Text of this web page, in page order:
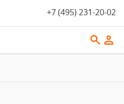
+7 (495) 231-20-02